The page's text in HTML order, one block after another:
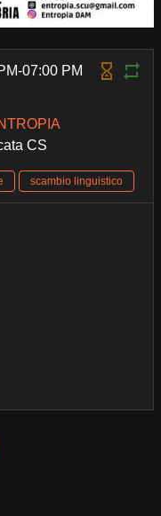
07:00 PM
CS
scambio linguistico